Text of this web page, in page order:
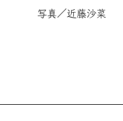
写真／近藤沙菜